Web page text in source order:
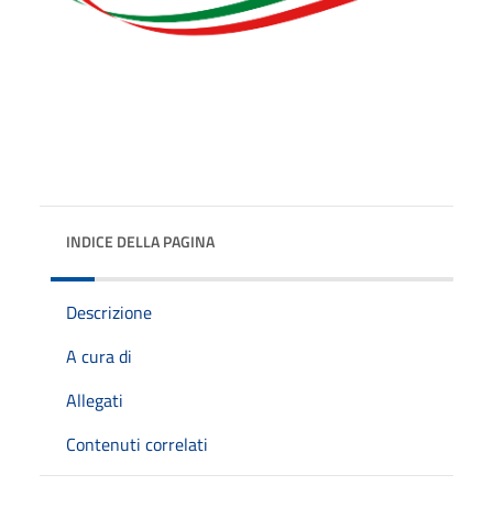
INDICE DELLA PAGINA
Descrizione
A cura di
Allegati
Contenuti correlati